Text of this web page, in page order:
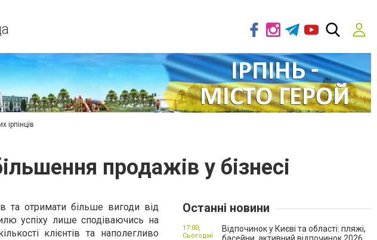
ірпінців
продажів у бізнесі
та отримати більше вигоди від
успіху лише сподіваючись на
клієнтів та наполегливо
Останні новини
Відпочинок у Києві та області: пляжі,
17:00,
Сьогодні